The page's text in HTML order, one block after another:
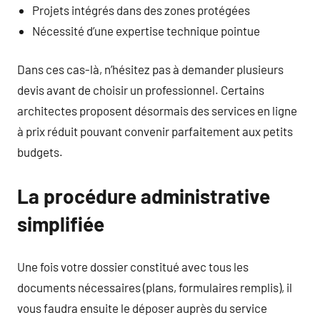
Projets intégrés dans des zones protégées
Nécessité d’une expertise technique pointue
Dans ces cas-là, n’hésitez pas à demander plusieurs
devis avant de choisir un professionnel. Certains
architectes proposent désormais des services en ligne
à prix réduit pouvant convenir parfaitement aux petits
budgets.
La procédure administrative
simplifiée
Une fois votre dossier constitué avec tous les
documents nécessaires (plans, formulaires remplis), il
vous faudra ensuite le déposer auprès du service